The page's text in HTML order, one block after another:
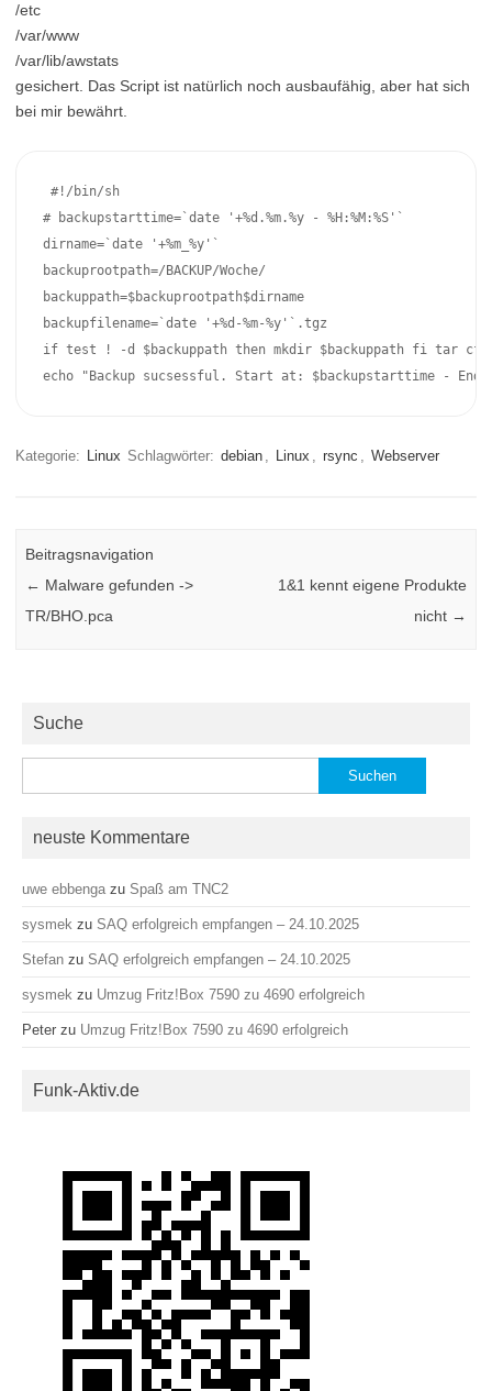
/etc
/var/www
/var/lib/awstats
gesichert. Das Script ist natürlich noch ausbaufähig, aber hat sich
bei mir bewährt.
#!/bin/sh
# backupstarttime=`date '+%d.%m.%y - %H:%M:%S'`
dirname=`date '+%m_%y'`
backuprootpath=/BACKUP/Woche/
backuppath=$backuprootpath$dirname
backupfilename=`date '+%d-%m-%y'`.tgz
if test ! -d $backuppath then mkdir $backuppath fi tar cfz
echo "Backup sucsessful. Start at: $backupstarttime - End
Kategorie: Linux Schlagwörter: debian , Linux , rsync , Webserver
Beitragsnavigation
← Malware gefunden ->
TR/BHO.pca
1&1 kennt eigene Produkte
nicht →
Suche
nach:
neuste Kommentare
uwe ebbenga zu Spaß am TNC2
sysmek zu SAQ erfolgreich empfangen – 24.10.2025
Stefan zu SAQ erfolgreich empfangen – 24.10.2025
sysmek zu Umzug Fritz!Box 7590 zu 4690 erfolgreich
Peter zu Umzug Fritz!Box 7590 zu 4690 erfolgreich
Funk-Aktiv.de